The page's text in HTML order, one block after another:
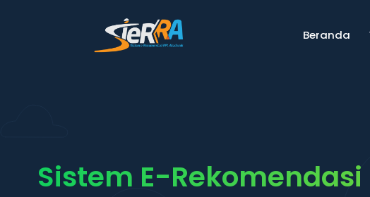
Beranda
Sistem E-